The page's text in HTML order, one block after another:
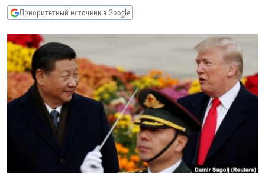
поиску
СЕВЕР.РЕАЛИИ
СИБИРЬ.РЕАЛИИ
РАСПИСАНИЕ ВЕЩАНИЯ
ПОДПИШИТЕСЬ НА РАССЫЛКУ
СОЦИАЛЬНЫЕ СЕТИ
Приоритетный источник в Google